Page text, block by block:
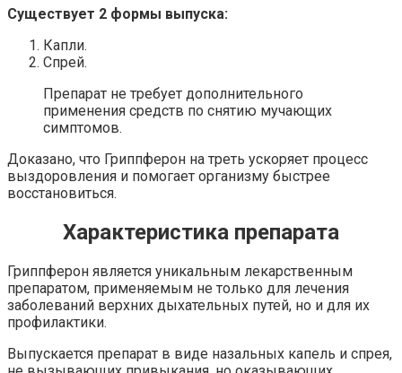
Существует 2 формы выпуска:
Капли.
Спрей.
Препарат не требует дополнительного
применения средств по снятию мучающих
симптомов.
Доказано, что Гриппферон на треть ускоряет процесс
выздоровления и помогает организму быстрее
восстановиться.
Характеристика препарата
Гриппферон является уникальным лекарственным
препаратом, применяемым не только для лечения
заболеваний верхних дыхательных путей, но и для их
профилактики.
Выпускается препарат в виде назальных капель и спрея,